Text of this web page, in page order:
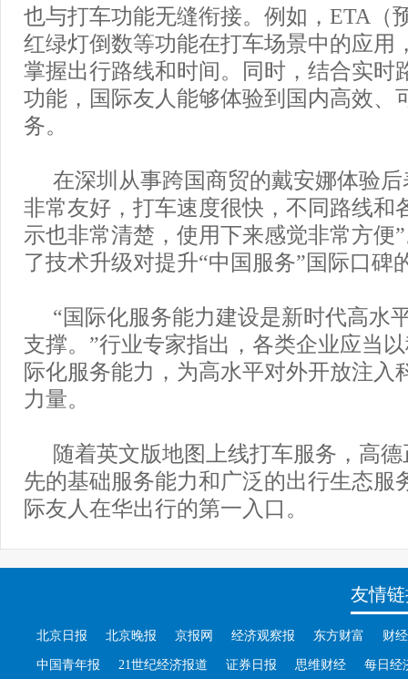
也与打车功能无缝衔接。例如，ETA（
红绿灯倒数等功能在打车场景中的应用
掌握出行路线和时间。同时，结合实时
功能，国际友人能够体验到国内高效、
务。
在深圳从事跨国商贸的戴安娜体验
非常友好，打车速度很快，不同路线和
示也非常清楚，使用下来感觉非常方便
了技术升级对提升“中国服务”国际口碑
“国际化服务能力建设是新时代高水
支撑。”行业专家指出，各类企业应当
际化服务能力，为高水平对外开放注入
力量。
随着英文版地图上线打车服务，高
先的基础服务能力和广泛的出行生态服
际友人在华出行的第一入口。
友情
北京日报 北京晚报 京报网 经济观察报 东方财富 财
中国青年报 21世纪经济报道 证券日报 思维财经 每日经